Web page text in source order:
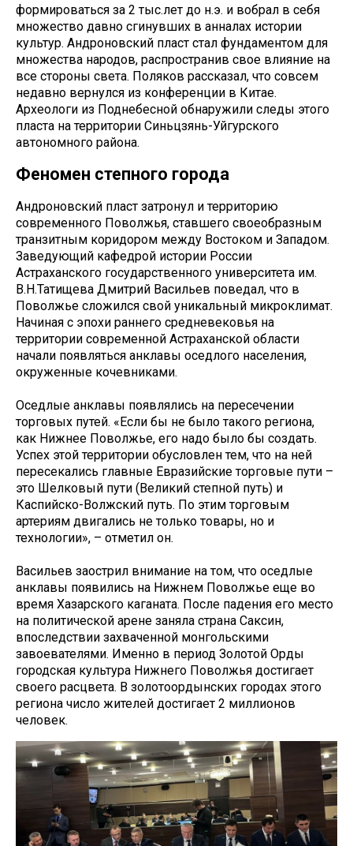
формироваться за 2 тыс.лет до н.э. и вобрал в себя
множество давно сгинувших в анналах истории
культур. Андроновский пласт стал фундаментом для
множества народов, распространив свое влияние на
все стороны света. Поляков рассказал, что совсем
недавно вернулся из конференции в Китае.
Археологи из Поднебесной обнаружили следы этого
пласта на территории Синьцзянь-Уйгурского
автономного района.
Феномен степного города
Андроновский пласт затронул и территорию
современного Поволжья, ставшего своеобразным
транзитным коридором между Востоком и Западом.
Заведующий кафедрой истории России
Астраханского государственного университета им.
В.Н.Татищева Дмитрий Васильев поведал, что в
Поволжье сложился свой уникальный микроклимат.
Начиная с эпохи раннего средневековья на
территории современной Астраханской области
начали появляться анклавы оседлого населения,
окруженные кочевниками.
Оседлые анклавы появлялись на пересечении
торговых путей. «Если бы не было такого региона,
как Нижнее Поволжье, его надо было бы создать.
Успех этой территории обусловлен тем, что на ней
пересекались главные Евразийские торговые пути –
это Шелковый пути (Великий степной путь) и
Каспийско-Волжский путь. По этим торговым
артериям двигались не только товары, но и
технологии», – отметил он.
Васильев заострил внимание на том, что оседлые
анклавы появились на Нижнем Поволжье еще во
время Хазарского каганата. После падения его место
на политической арене заняла страна Саксин,
впоследствии захваченной монгольскими
завоевателями. Именно в период Золотой Орды
городская культура Нижнего Поволжья достигает
своего расцвета. В золотоордынских городах этого
региона число жителей достигает 2 миллионов
человек.